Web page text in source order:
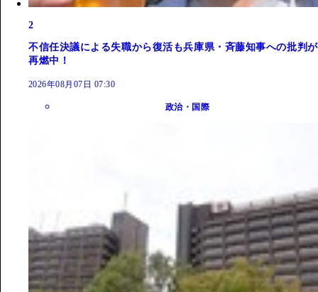
2
不信任決議による失職から復活も兵庫県・斉藤知事への批判が
再燃中！
2026年08月07日 07:30
政治・国際